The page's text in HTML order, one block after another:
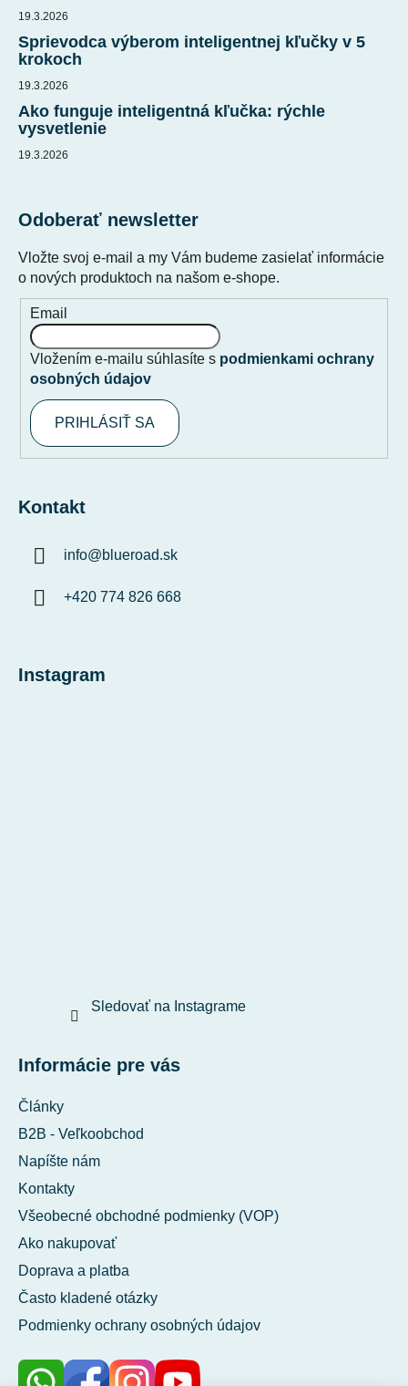
19.3.2026
Sprievodca výberom inteligentnej kľučky v 5
krokoch
19.3.2026
Ako funguje inteligentná kľučka: rýchle
vysvetlenie
19.3.2026
Odoberať newsletter
Vložte svoj e-mail a my Vám budeme zasielať informácie
o nových produktoch na našom e-shope.
Email
Vložením e-mailu súhlasíte s podmienkami ochrany
osobných údajov
PRIHLÁSIŤ SA
Kontakt
info@blueroad.sk
+420 774 826 668
Instagram
Sledovať na Instagrame
Informácie pre vás
Články
B2B - Veľkoobchod
Napíšte nám
Kontakty
Všeobecné obchodné podmienky (VOP)
Ako nakupovať
Doprava a platba
Často kladené otázky
Podmienky ochrany osobných údajov